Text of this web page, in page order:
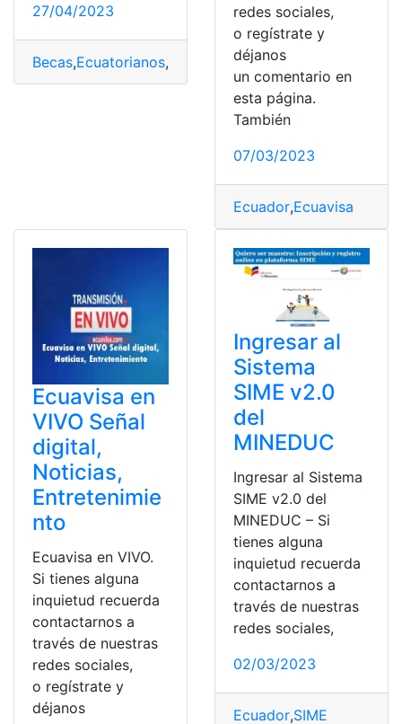
27/04/2023
Becas,Ecuatorianos, instituciones,Japón
redes sociales,
o regístrate y
déjanos
un comentario en
esta página.
También
07/03/2023
Ecuador,Ecuavisa
Ecuavisa en
VIVO Señal
digital,
Noticias,
Entretenimie
nto
Ecuavisa en VIVO.
Si tienes alguna
inquietud recuerda
contactarnos a
través de nuestras
redes sociales,
o regístrate y
déjanos
Ingresar al
Sistema
SIME v2.0
del
MINEDUC
Ingresar al Sistema
SIME v2.0 del
MINEDUC – Si
tienes alguna
inquietud recuerda
contactarnos a
través de nuestras
redes sociales,
02/03/2023
Ecuador,SIME